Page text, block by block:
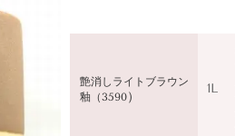
艶消しライト ブラウン
釉（3590）
1L